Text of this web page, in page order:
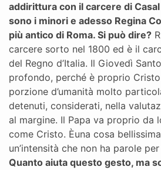
addirittura con il carcere di
sono i minori e adesso Regina
più antico di Roma. Si può dire?
carcere sorto nel 1800 ed è il
del Regno d’Italia. Il Giovedì
profondo, perché è proprio
porzione d’umanità molto
detenuti, considerati, nella
al margine. Il Papa va proprio da
come Cristo. Èuna cosa
un’intensità che non ha parole
Quanto aiuta questo gesto, ma